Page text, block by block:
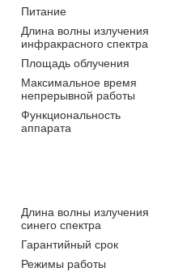
Питание
Длина волны излучения
инфракрасного спектра
Площадь облучения
Максимальное время
непрерывной работы
Функциональность
аппарата
Длина волны излучения
синего спектра
Гарантийный срок
Режимы работы